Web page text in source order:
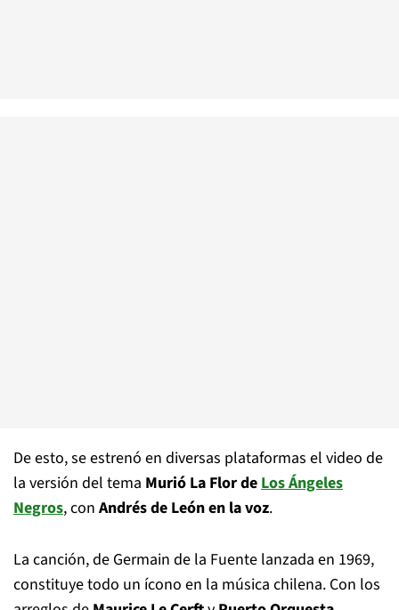
De esto, se estrenó en diversas plataformas el video de
la versión del tema Murió La Flor deLos Ángeles
Negros, con Andrés de León en la voz.
La canción, de Germain de la Fuente lanzada en 1969,
constituye todo un ícono en la música chilena. Con los